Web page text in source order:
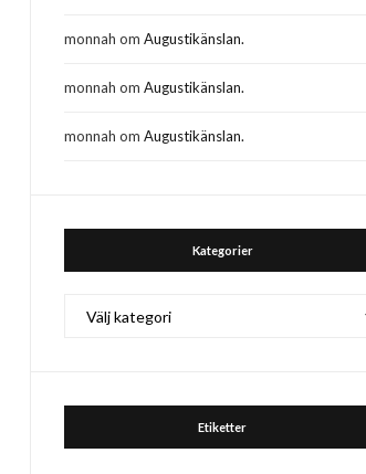
monnah omAugustikänslan.
monnah omAugustikänslan.
monnah omAugustikänslan.
Kategorier
Etiketter